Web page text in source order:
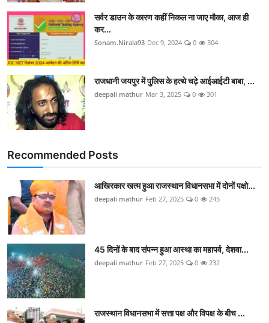
सर्वर डाउन के कारण कहीं निकल ना जाए मौका, आज ही
कर...
Sonam.Nirala93 Dec 9, 2024 0 304
राजधानी जयपुर में पुलिस के हत्थे चढ़े आईआईटी बाबा, ...
deepali mathur Mar 3, 2025 0 301
Recommended Posts
आखिरकार खत्म हुआ राजस्थान विधानसभा में दोनों पक्षो...
deepali mathur Feb 27, 2025 0 245
45 दिनों के बाद संपन्न हुआ आस्था का महापर्व, देशवा...
deepali mathur Feb 27, 2025 0 232
राजस्थान विधानसभा में सत्ता पक्ष और विपक्ष के बीच ...